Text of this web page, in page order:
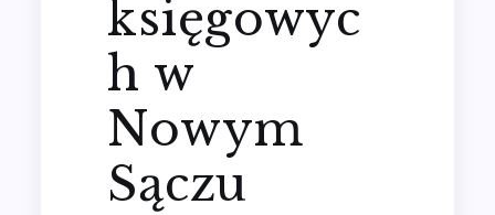
księgowyc
h w
Nowym
Sączu